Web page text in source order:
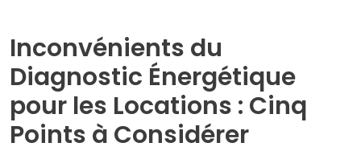
Inconvénients du
Diagnostic Énergétique
pour les Locations : Cinq
Points à Considérer